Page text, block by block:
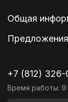
Общая
Предложения
+7 (812)
Время работы: